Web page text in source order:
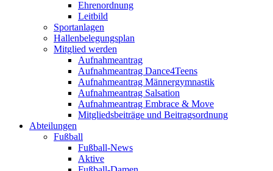
Ehrenordnung
Leitbild
Sportanlagen
Hallenbelegungsplan
Mitglied werden
Aufnahmeantrag
Aufnahmeantrag Dance4Teens
Aufnahmeantrag Männergymnastik
Aufnahmeantrag Salsation
Aufnahmeantrag Embrace & Move
Mitgliedsbeiträge und Beitragsordnung
Abteilungen
Fußball
Fußball-News
Aktive